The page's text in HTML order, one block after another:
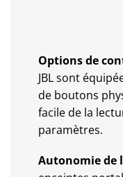
Options de
JBL sont
de boutons
facile de la
paramètres.
Autonomie de